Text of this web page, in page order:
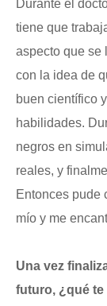
Durante el
tiene que
aspecto que se
con la idea de
buen científico
habilidades.
negros en
reales, y
Entonces pude
mío y me
Una vez
futuro, ¿qué